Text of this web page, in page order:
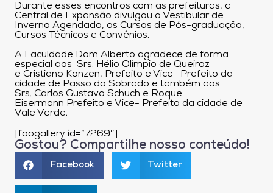
Durante esses encontros com as prefeituras, a
Central de Expansão divulgou o Vestibular de
Inverno Agendado, os Cursos de Pós-graduação,
Cursos Técnicos e Convênios.
A Faculdade Dom Alberto agradece de forma
especial aos Srs. Hélio Olímpio de Queiroz
e Cristiano Konzen, Prefeito e Vice- Prefeito da
cidade de Passo do Sobrado e também aos
Srs. Carlos Gustavo Schuch e Roque
Eisermann Prefeito e Vice- Prefeito da cidade de
Vale Verde.
[foogallery id=”7269″]
Gostou? Compartilhe nosso conteúdo!
Facebook Twitter